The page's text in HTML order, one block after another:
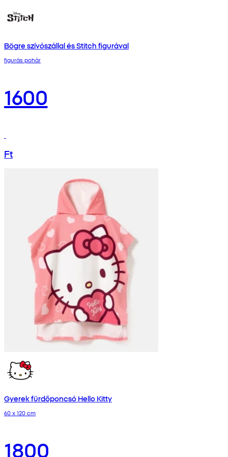
Bögre szívószállal és Stitch figurával
figurás pohár
1600
Ft
Gyerek fürdőponcsó Hello Kitty
60 x 120 cm
1800